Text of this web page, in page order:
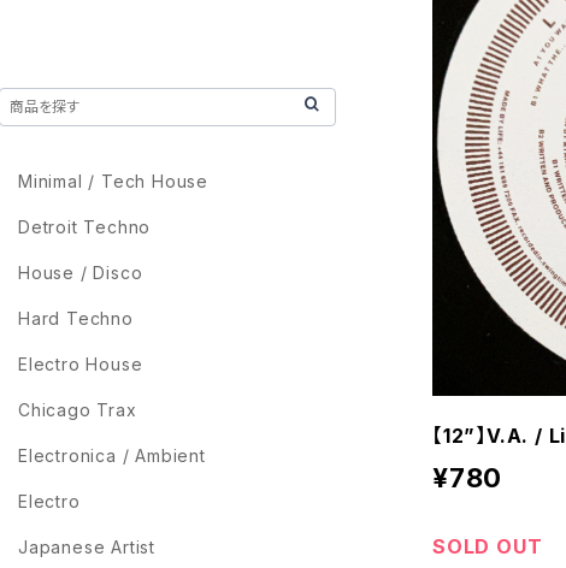
【12”】V.A.
¥780
SOLD OUT
Minimal / Tech House
Detroit Techno
House / Disco
Hard Techno
Electro House
Chicago Trax
Electronica / Ambient
Electro
Japanese Artist